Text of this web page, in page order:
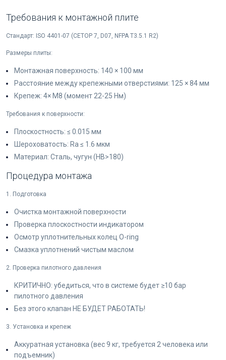
Требования к монтажной плите
Стандарт: ISO 4401-07 (CETOP 7, D07, NFPA T3.5.1 R2)
Размеры плиты:
Монтажная поверхность: 140 × 100 мм
Расстояние между крепежными отверстиями: 125 × 84 мм
Крепеж: 4× M8 (момент 22-25 Нм)
Требования к поверхности:
Плоскостность: ≤ 0.015 мм
Шероховатость: Ra ≤ 1.6 мкм
Материал: Сталь, чугун (HB>180)
Процедура монтажа
1. Подготовка
Очистка монтажной поверхности
Проверка плоскостности индикатором
Осмотр уплотнительных колец O-ring
Смазка уплотнений чистым маслом
2. Проверка пилотного давления
КРИТИЧНО: убедиться, что в системе будет ≥10 бар
пилотного давления
Без этого клапан НЕ БУДЕТ РАБОТАТЬ!
3. Установка и крепеж
Аккуратная установка (вес 9 кг, требуется 2 человека или
подъемник)